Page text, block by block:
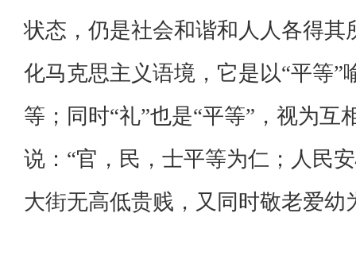
状态，仍是社会和谐和人人各得
化马克思主义语境，它是以“平等”
等；同时“礼”也是“平等”，视为互
说：“官，民，士平等为仁；人民
大街无高低贵贱，又同时敬老爱幼